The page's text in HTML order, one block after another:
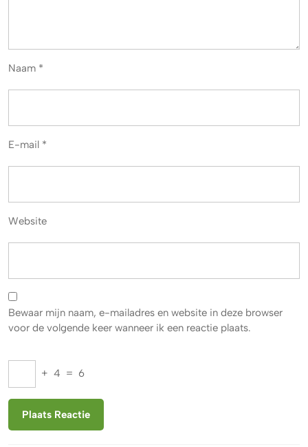
Naam *
E-mail *
Website
Bewaar mijn naam, e-mailadres en website in deze browser
voor de volgende keer wanneer ik een reactie plaats.
+ 4 = 6